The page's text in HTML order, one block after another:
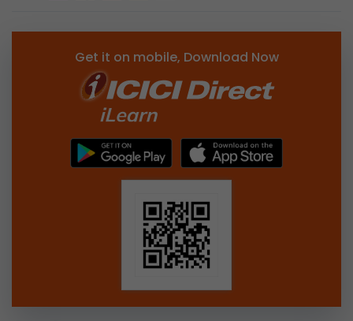
Get it on mobile, Download Now